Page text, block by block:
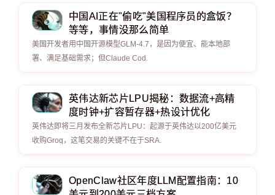
中国AI正在"偷吃"美国程序员的盒饭？
等等，事情没那么简单
美国开发者用中国开源模型GLM-4.7，是因为便宜、能本地部
署、满足基础需求；但Claude Cod.
英伟达新芯片LPU揭秘：数据流+高精
度时钟+扩容暂存器+热设计优化
英伟达即将三月发布全新芯片LPU：起源于英伟达以200亿美元
收购Groq，这笔交易的关键不在于SRA.
OpenClaw社区年度LLM配置指南：10